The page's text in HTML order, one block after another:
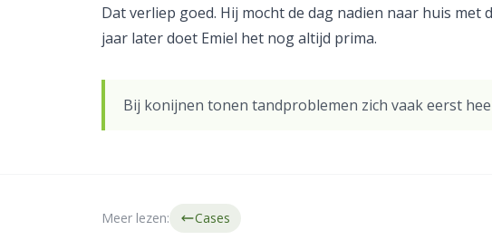
Dat verliep goed. Hij mocht de dag nadien naar huis
jaar later doet Emiel het nog altijd prima.
Bij konijnen tonen tandproblemen zich vaak eerst
Meer lezen: Cases